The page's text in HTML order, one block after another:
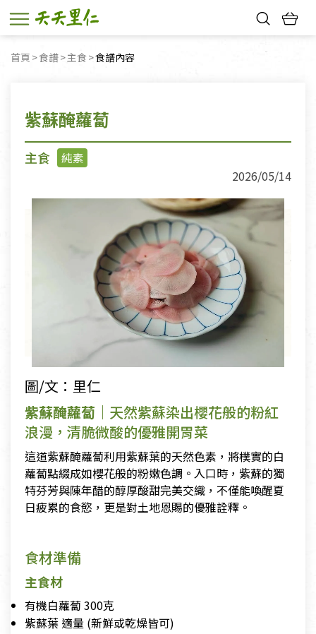
首頁 食譜 主食 目前頁面：
食譜內容
紫蘇醃蘿蔔
主食
純素
2026/05/14
圖/文：里仁
紫蘇醃蘿蔔 ｜天然紫蘇染出櫻花般的粉紅
浪漫，清脆微酸的優雅開胃菜
這道紫蘇醃蘿蔔利用紫蘇葉的天然色素，將樸實的白
蘿蔔點綴成如櫻花般的粉嫩色調。入口時，紫蘇的獨
特芬芳與陳年醋的醇厚酸甜完美交織，不僅能喚醒夏
日疲累的食慾，更是對土地恩賜的優雅詮釋。
食材準備
主食材
有機白蘿蔔 300克
紫蘇葉 適量 (新鮮或乾燥皆可)